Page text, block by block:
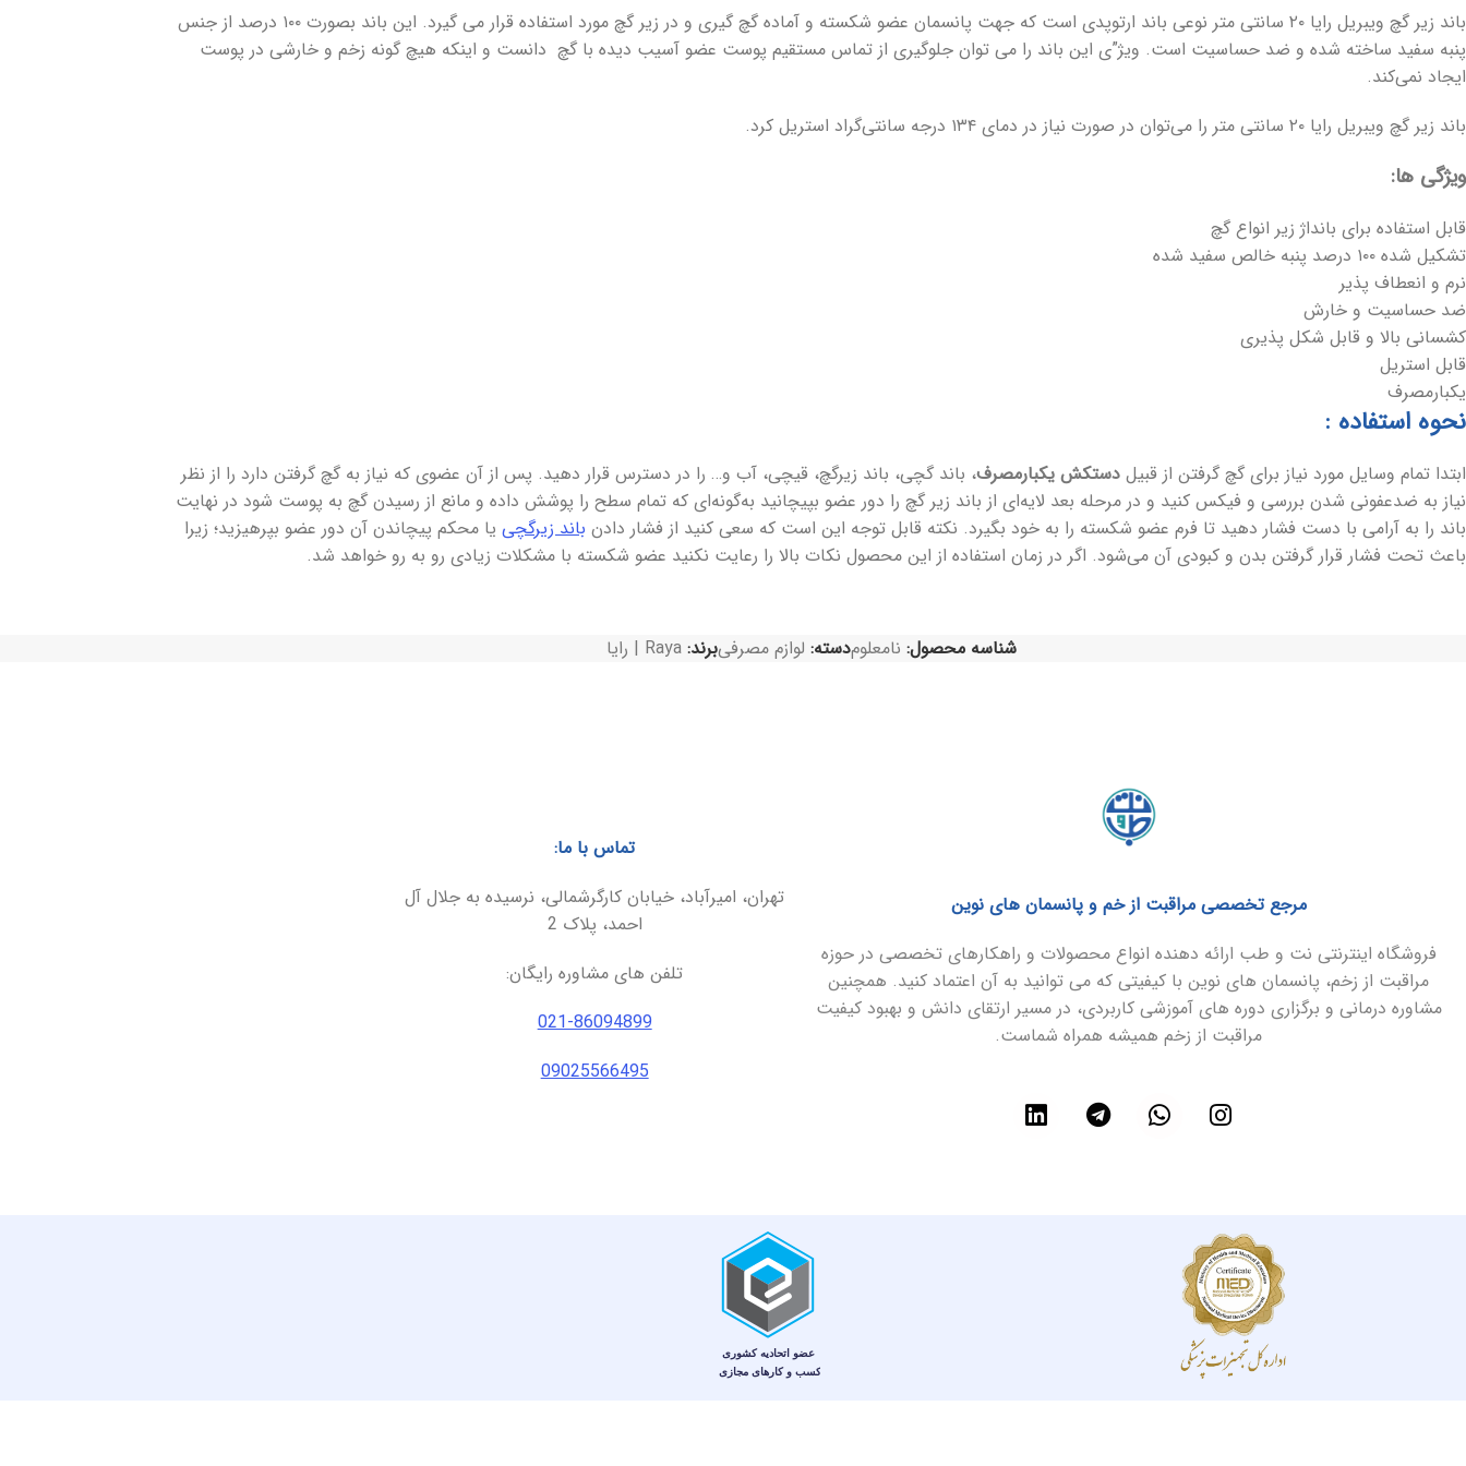
باند زیر گچ ویبریل رایا ۲۰ سانتی متر نوعی باند ارتوپدی است که جهت پانسمان عضو شکسته و آماده گچ گیری و در زیر گچ مورد استفاده قرار می گیرد. این باند بصورت ۱۰۰ درصد از جنس
پنبه سفید ساخته شده و ضد حساسیت است. ویژ”ی این باند را می توان جلوگیری از تماس مستقیم پوست عضو آسیب دیده با گچ دانست و اینکه هیچ گونه زخم و خارشی در پوست
ایجاد نمی‌کند.
باند زیر گچ ویبریل رایا ۲۰ سانتی متر را می‌توان در صورت نیاز در دمای ۱۳۴ درجه سانتی‌گراد استریل کرد.
ویژگی ها:
قابل استفاده برای بانداژ زیر انواع گچ
تشکیل شده ۱۰۰ درصد پنبه خالص سفید شده
نرم و انعطاف پذیر
ضد حساسیت و خارش
کشسانی بالا و قابل شکل پذیری
قابل استریل
یکبارمصرف
نحوه استفاده :
ابتدا تمام وسایل مورد نیاز برای گچ گرفتن از قبیل دستکش یکبارمصرف، باند گچی، باند زیرگچ، قیچی، آب و… را در دسترس قرار دهید. پس از آن عضوی که نیاز به گچ گرفتن دارد را از نظر
نیاز به ضدعفونی شدن بررسی و فیکس کنید و در مرحله بعد لایه‌ای از باند زیر گچ را دور عضو بپیچانید به‌گونه‌ای که تمام سطح را پوشش داده و مانع از رسیدن گچ به پوست شود در نهایت
باند را به ‌آرامی با دست فشار دهید تا فرم عضو شکسته را به خود بگیرد. نکته قابل توجه این است که سعی کنید از فشار دادن باند زیرگچی یا محکم پیچاندن آن دور عضو بپرهیزید؛ زیرا
باعث تحت ‌فشار قرار گرفتن بدن و کبودی آن می‌شود. اگر در زمان استفاده از این محصول نکات بالا را رعایت نکنید عضو شکسته با مشکلات زیادی رو به رو خواهد شد.
شناسه محصول: نامعلومدسته: لوازم مصرفیبرند: Raya | رایا
مرجع تخصصی مراقبت از خم و پانسمان های نوین
فروشگاه اینترنتی نت و طب ارائه دهنده انواع محصولات و راهکارهای تخصصی در حوزه
مراقبت از زخم، پانسمان های نوین با کیفیتی که می توانید به آن اعتماد کنید. همچنین
مشاوره درمانی و برگزاری دوره های آموزشی کاربردی، در مسیر ارتقای دانش و بهبود کیفیت
مراقبت از زخم همیشه همراه شماست.
تماس با ما:
تهران، امیرآباد، خیابان کارگرشمالی، نرسیده به جلال آل
احمد، پلاک 2
تلفن های مشاوره رایگان:
021-86094899
09025566495